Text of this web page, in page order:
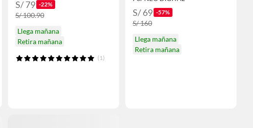
S/ 79 -22%
S/ 100.90
Llega mañana
Retira mañana
(1)
S/ 69 -57%
S/ 160
Llega mañana
Retira mañana